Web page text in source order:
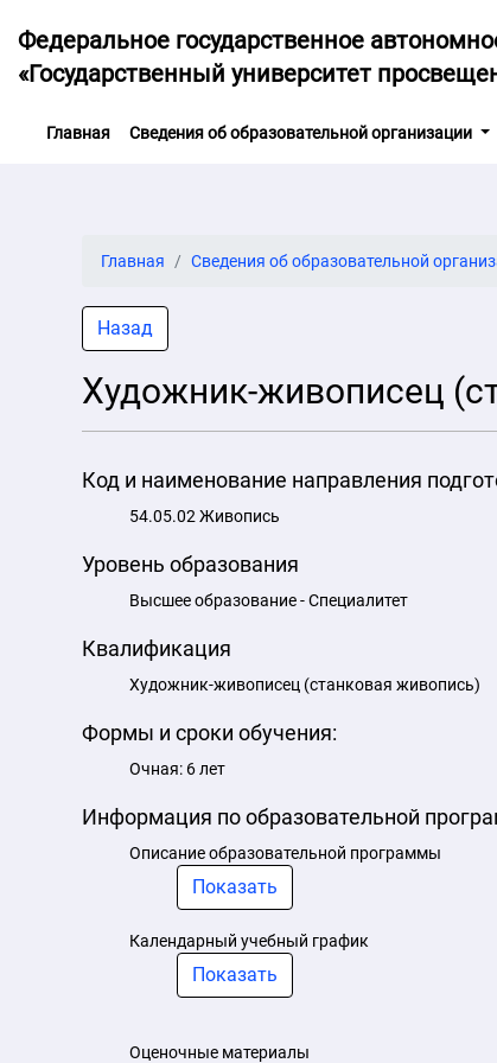
Федеральное государственное
«Государственный университет
Главная(current)
Сведения об образовательной организации
Главная Сведения об образовательной
Назад
Художник-живописец
Код и наименование направления
54.05.02 Живопись
Уровень образования
Высшее образование - Специалитет
Квалификация
Художник-живописец (станковая живопись)
Формы и сроки обучения:
Очная: 6 лет
Информация по образовательной
Описание образовательной программы
Показать
Календарный учебный график
Показать
Оценочные материалы